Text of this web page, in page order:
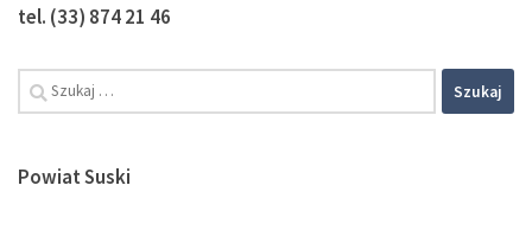
tel. (33) 874 21 46
Powiat Suski